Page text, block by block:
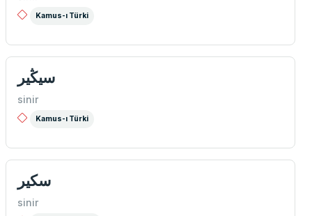
Kamus-ı Türki
سيڭير
sinir
Kamus-ı Türki
سكير
sinir